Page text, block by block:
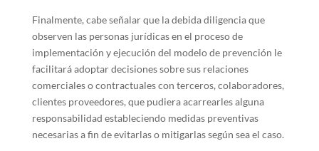
Finalmente, cabe señalar que la debida diligencia que
observen las personas jurídicas en el proceso de
implementación y ejecución del modelo de prevención le
facilitará adoptar decisiones sobre sus relaciones
comerciales o contractuales con terceros, colaboradores,
clientes proveedores, que pudiera acarrearles alguna
responsabilidad estableciendo medidas preventivas
necesarias a fin de evitarlas o mitigarlas según sea el caso.